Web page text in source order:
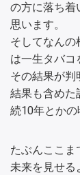
の方に落ち着
思います。
そしてなんの
は一生タバコ
その結果が判
結果も含めた
続10年とかの
たぶんここま
未来を見せる